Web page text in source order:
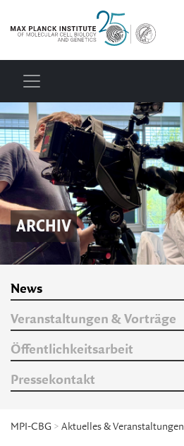
ARCHIV
News
Veranstaltungen & Vorträge
Öffentlichkeitsarbeit
Pressekontakt
MPI-CBG > Aktuelles & Veranstaltungen